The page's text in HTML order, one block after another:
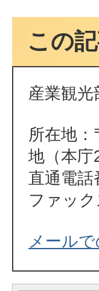
この
産業観
所在地
地（本庁
直通電話
ファッ
メール